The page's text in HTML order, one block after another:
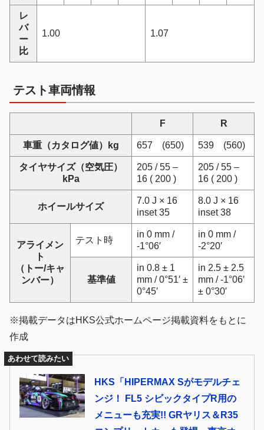
レ
バ
ー
比
1.00 1.07
テスト車両情報
F R
車重（カタログ値）kg 657 (650) 539 (560)
タイヤサイズ（空気圧）
kPa
205 / 55 –
16 ( 200 )
205 / 55 –
16 ( 200 )
ホイールサイズ
7.0 J × 16
inset 35
8.0 J × 16
inset 38
アライメン
ト
（トー/キャ
ンバー）
テスト時
in 0 mm /
-1°06′
in 0 mm /
-2°20′
基準値
in 0.8 ± 1
mm / 0°51′ ±
0°45′
in 2.5 ± 2.5
mm / -1°06′
± 0°30′
※掲載データはHKS公式ホームページ掲載資料をもとに
作成
あわせて読みたい
HKS「HIPERMAX Sがモデルチェ
ンジ！ FL5 シビックタイプR用の
メニューも充実!! GRヤリス＆R35